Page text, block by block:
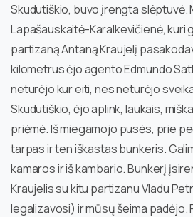
Skudutiškio, buvo įrengta slėptuvė.
Lapašauskaitė-Karalkevičienė, kuri
partizaną Antaną Kraujelį
kilometrus ėjo agento Edmundo
neturėjo kur eiti, nes neturėjo
Skudutiškio, ėjo aplink, laukais,
priėmė. Iš miegamojo pusės, prie
tarpas ir ten iškastas bunkeris.
kamaros ir iš kambario. Bunkerį
Kraujelis su kitu partizanu Vladu
legalizavosi) ir mūsų šeima padėjo.